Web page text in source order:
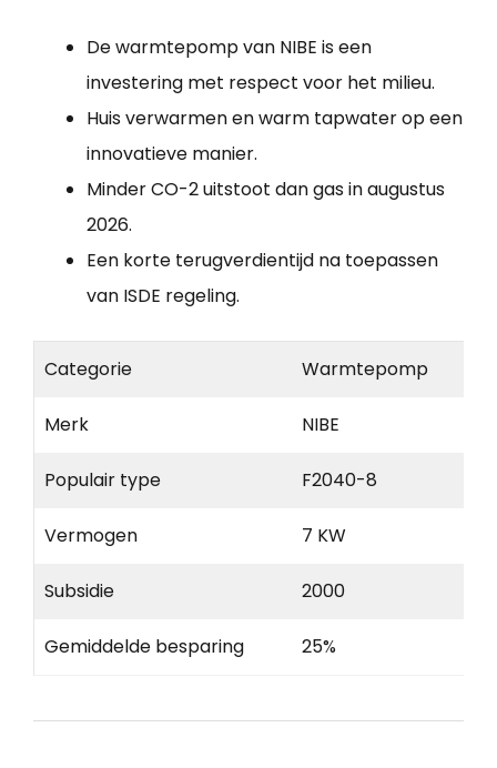
De warmtepomp van NIBE is een
investering met respect voor het milieu.
Huis verwarmen en warm tapwater op een
innovatieve manier.
Minder CO-2 uitstoot dan gas in augustus
2026.
Een korte terugverdientijd na toepassen
van ISDE regeling.
Categorie Warmtepomp
Merk NIBE
Populair type F2040-8
Vermogen 7 KW
Subsidie 2000
Gemiddelde besparing 25%